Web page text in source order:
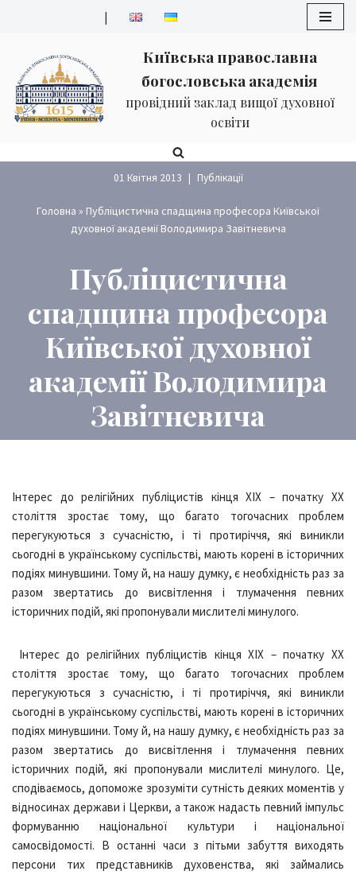
вмісту
|
Київська православна
богословська академія
провідний заклад вищої духовної
освіти
01 Квітня 2013 Публікації
Головна » Публіцистична спадщина професора Київської
духовної академії Володимира Завітневича
Публіцистична
спадщина професора
Київської духовної
академії Володимира
Завітневича
Інтерес до релігійних публіцистів кінця ХІХ – початку ХХ
століття зростає тому, що багато тогочасних проблем
перегукуються з сучасністю, і ті протиріччя, які виникли
сьогодні в українському суспільстві, мають корені в історичних
подіях минувшини. Тому й, на нашу думку, є необхідність раз за
разом звертатись до висвітлення і тлумачення певних
історичних подій, які пропонували мислителі минулого.
Інтерес до релігійних публіцистів кінця ХІХ – початку ХХ
століття зростає тому, що багато тогочасних проблем
перегукуються з сучасністю, і ті протиріччя, які виникли
сьогодні в українському суспільстві, мають корені в історичних
подіях минувшини. Тому й, на нашу думку, є необхідність раз за
разом звертатись до висвітлення і тлумачення певних
історичних подій, які пропонували мислителі минулого. Це,
сподіваємось, допоможе зрозуміти сутність деяких моментів у
відносинах держави і Церкви, а також надасть певний імпульс
формуванню національної культури і національної
самосвідомості. В останні часи з пітьми забуття виходять
персони тих представників духовенства, які займались